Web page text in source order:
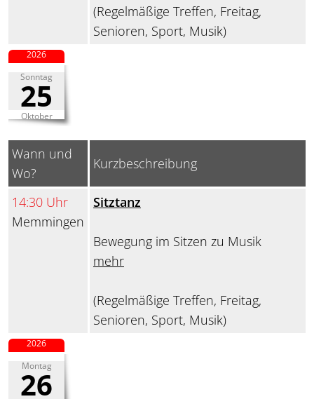
(Regelmäßige Treffen, Freitag,
Senioren, Sport, Musik)
Sonntag
25
Oktober
2026
Wann und
Wo?
Kurzbeschreibung
14:30 Uhr
Memmingen
Sitztanz
Bewegung im Sitzen zu Musik
mehr
(Regelmäßige Treffen, Freitag,
Senioren, Sport, Musik)
Montag
26
2026